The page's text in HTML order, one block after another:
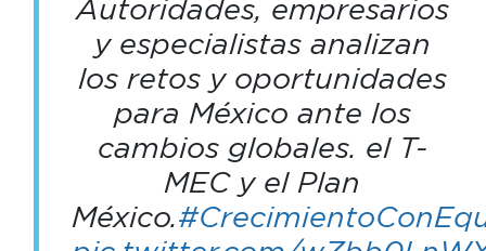
Autoridades, empresarios
y especialistas analizan
los retos y oportunidades
para México ante los
cambios globales. el T-
MEC y el Plan
México.